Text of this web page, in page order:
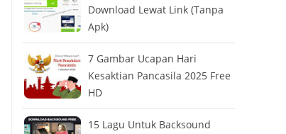
Download Lewat Link (Tanpa
Apk)
7 Gambar Ucapan Hari
Kesaktian Pancasila 2025 Free
HD
15 Lagu Untuk Backsound